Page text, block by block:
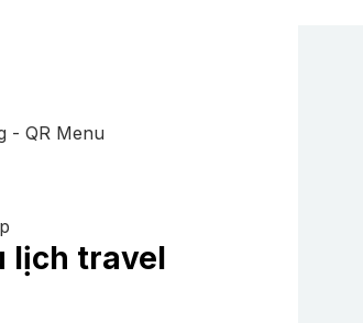
- QR Menu
lịch travel